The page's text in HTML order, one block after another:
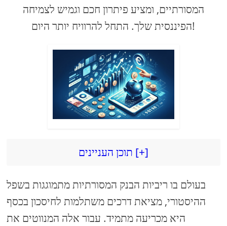
המסורתיים, ומציע פיתרון חכם וגמיש לצמיחה
הפיננסית שלך. התחל להרוויח יותר היום!
תוכן העניינים [+]
בעולם בו ריביות הבנק המסורתיות מתמוגגות בשפל
ההיסטורי, מציאת דרכים משתלמות לחיסכון בכסף
היא מכריעה מתמיד. עבור אלה המנווטים את